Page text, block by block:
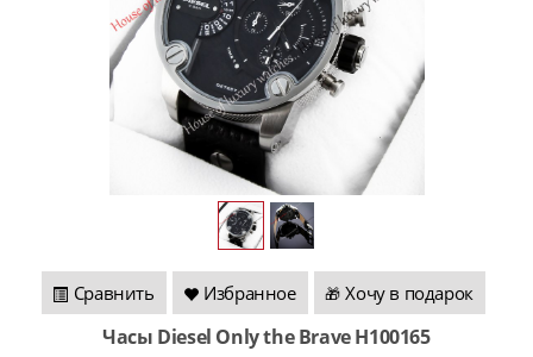
Сравнить Избранное 🎁 Хочу в подарок
Часы Diesel Only the Brave H100165